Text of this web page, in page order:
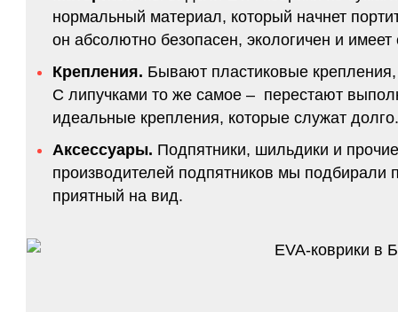
нормальный материал, который начнет
он абсолютно безопасен, экологичен и
Крепления. Бывают пластиковые
С липучками то же самое – перестают
идеальные крепления, которые служат
Аксессуары. Подпятники, шильдики и
производителей подпятников мы подбирали
приятный на вид.